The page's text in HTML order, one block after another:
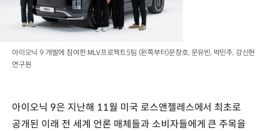
아이오닉 9 개발에 참여한 MLV프로젝트5팀 (왼쪽부터)문창호, 문유빈, 박민주, 강신현
연구원
아이오닉 9은 지난해 11월 미국 로스앤젤레스에서 최초로
공개된 이래 전 세계 언론 매체들과 소비자들에게 큰 주목을